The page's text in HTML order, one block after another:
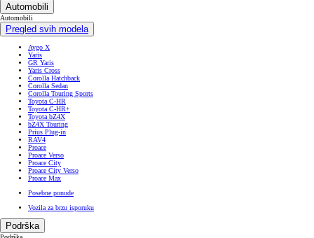
Automobili
Automobili
Pregled svih modela
Aygo X
Yaris
GR Yaris
Yaris Cross
Corolla Hatchback
Corolla Sedan
Corolla Touring Sports
Toyota C-HR
Toyota C-HR+
Toyota bZ4X
bZ4X Touring
Prius Plug-in
RAV4
Proace
Proace Verso
Proace City
Proace City Verso
Proace Max
Posebne ponude
Vozila za brzu isporuku
Podrška